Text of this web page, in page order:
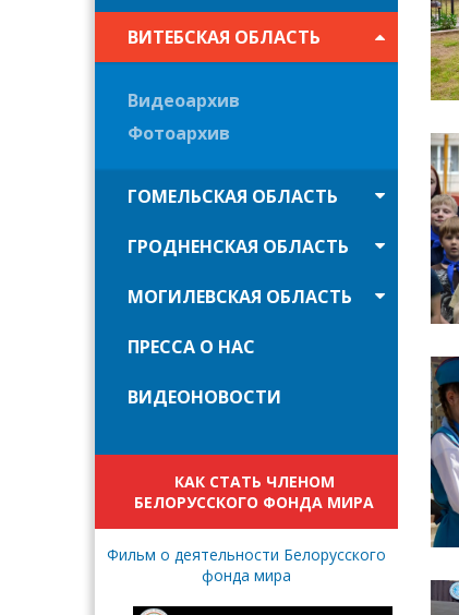
ВИТЕБСКАЯ ОБЛАСТЬ
Видеоархив
Фотоархив
ГОМЕЛЬСКАЯ ОБЛАСТЬ
ГРОДНЕНСКАЯ ОБЛАСТЬ
МОГИЛЕВСКАЯ ОБЛАСТЬ
ПРЕССА О НАС
ВИДЕОНОВОСТИ
КАК СТАТЬ ЧЛЕНОМ
БЕЛОРУССКОГО ФОНДА МИРА
Фильм о деятельности Белорусского
фонда мира